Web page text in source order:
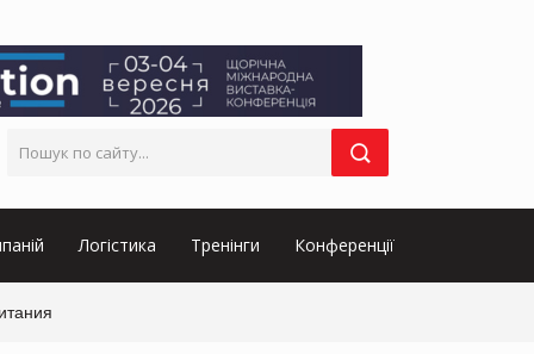
Логістика Тренінги Конференції